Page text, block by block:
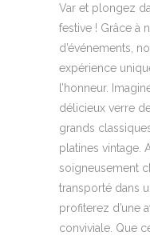
Var et plongez
festive ! Grâce à
d’événements,
expérience
l’honneur.
délicieux verre
grands
platines vintage.
soigneusement
transporté dans
profiterez d’une
conviviale. Que